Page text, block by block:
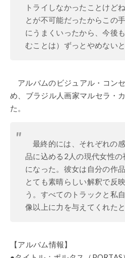
トライしなかったことけど
とが不可能だったからこの
にうまくいったから、今後
むことは）ずっとやめないと
アルバムのビジュアル・コン
め、ブラジル人画家マルセラ・
た。
最終的には、それぞれの
品に込める2人の現代女性
になった。彼女は自分の作
とても素晴らしい解釈で反
う。すべてのトラックと私
像以上に力を与えてくれたと
【アルバム情報】